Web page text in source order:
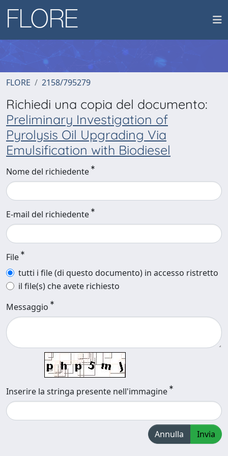
FLORE 2158/795279
Richiedi una copia del documento:
Preliminary Investigation of
Pyrolysis Oil Upgrading Via
Emulsification with Biodiesel
Nome del richiedente
E-mail del richiedente
File
tutti i file (di questo documento) in accesso ristretto
il file(s) che avete richiesto
Messaggio
Inserire la stringa presente nell'immagine
Annulla Invia